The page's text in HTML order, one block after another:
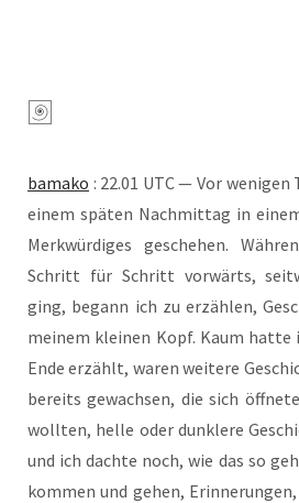
bamako : 22.01 UTC — Vor
einem spä­ten Nach­mit­tag in
Merk­wür­di­ges gesche­hen.
Schritt für Schritt vor­wärts,
ging, begann ich zu erzäh­len,
mei­nem klei­nen Kopf. Kaum hat­te
Ende erzählt, waren wei­te­re
bereits gewach­sen, die sich
woll­ten, hel­le oder dunk­le­re
und ich dach­te noch, wie das so
kom­men und gehen,